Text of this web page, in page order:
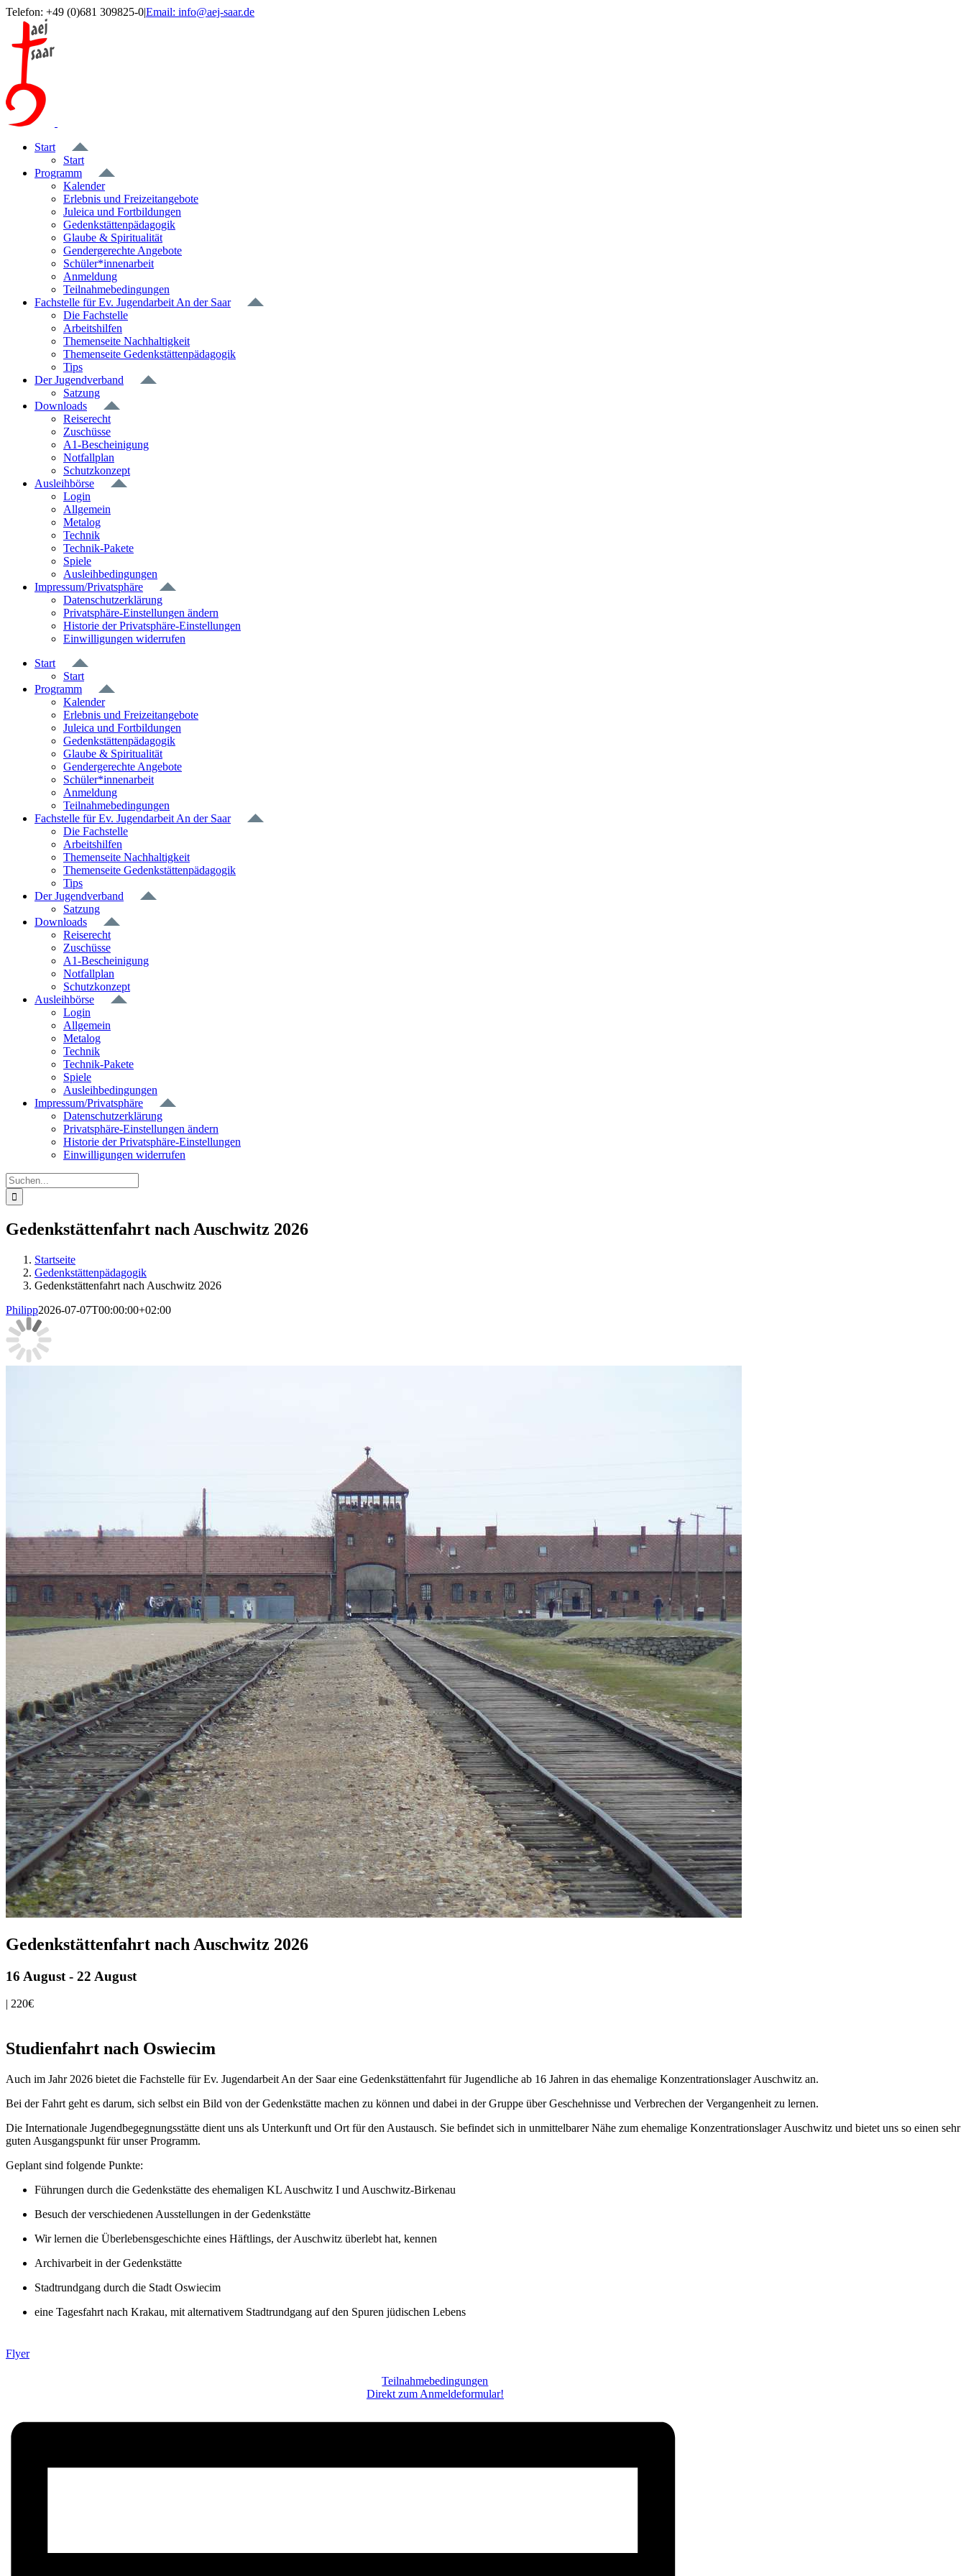
Zum
Inhalt
springen
Telefon: +49 (0)681 309825-0|Email: info@aej-saar.de
Facebook
Start
Start
Programm
Kalender
Erlebnis und Freizeitangebote
Juleica und Fortbildungen
Gedenkstättenpädagogik
Glaube & Spiritualität
Gendergerechte Angebote
Schüler*innenarbeit
Anmeldung
Teilnahmebedingungen
Fachstelle für Ev. Jugendarbeit An der Saar
Die Fachstelle
Arbeitshilfen
Themenseite Nachhaltigkeit
Themenseite Gedenkstättenpädagogik
Tips
Der Jugendverband
Satzung
Downloads
Reiserecht
Zuschüsse
A1-Bescheinigung
Notfallplan
Schutzkonzept
Ausleihbörse
Login
Allgemein
Metalog
Technik
Technik-Pakete
Spiele
Ausleihbedingungen
Impressum/Privatsphäre
Datenschutzerklärung
Privatsphäre-Einstellungen ändern
Historie der Privatsphäre-Einstellungen
Einwilligungen widerrufen
Start
Start
Programm
Kalender
Erlebnis und Freizeitangebote
Juleica und Fortbildungen
Gedenkstättenpädagogik
Glaube & Spiritualität
Gendergerechte Angebote
Schüler*innenarbeit
Anmeldung
Teilnahmebedingungen
Fachstelle für Ev. Jugendarbeit An der Saar
Die Fachstelle
Arbeitshilfen
Themenseite Nachhaltigkeit
Themenseite Gedenkstättenpädagogik
Tips
Der Jugendverband
Satzung
Downloads
Reiserecht
Zuschüsse
A1-Bescheinigung
Notfallplan
Schutzkonzept
Ausleihbörse
Login
Allgemein
Metalog
Technik
Technik-Pakete
Spiele
Ausleihbedingungen
Impressum/Privatsphäre
Datenschutzerklärung
Privatsphäre-Einstellungen ändern
Historie der Privatsphäre-Einstellungen
Einwilligungen widerrufen
Suche
nach:
Gedenkstättenfahrt nach Auschwitz 2026
Startseite
Gedenkstättenpädagogik
Gedenkstättenfahrt nach Auschwitz 2026
Philipp2026-07-07T00:00:00+02:00
Gedenkstättenfahrt nach Auschwitz 2026
16 August - 22 August
| 220€
Studienfahrt nach Oswiecim
Auch im Jahr 2026 bietet die Fachstelle für Ev. Jugendarbeit An der Saar eine Gedenkstättenfahrt für Jugendliche ab 16 Jahren in das ehemalige Konzentrationslager Auschwitz an.
Bei der Fahrt geht es darum, sich selbst ein Bild von der Gedenkstätte machen zu können und dabei in der Gruppe über Geschehnisse und Verbrechen der Vergangenheit zu lernen.
Die Internationale Jugendbegegnungsstätte dient uns als Unterkunft und Ort für den Austausch. Sie befindet sich in unmittelbarer Nähe zum ehemalige Konzentrationslager Auschwitz und bietet uns so einen sehr
guten Ausgangspunkt für unser Programm.
Geplant sind folgende Punkte:
Führungen durch die Gedenkstätte des ehemaligen KL Auschwitz I und Auschwitz-Birkenau
Besuch der verschiedenen Ausstellungen in der Gedenkstätte
Wir lernen die Überlebensgeschichte eines Häftlings, der Auschwitz überlebt hat, kennen
Archivarbeit in der Gedenkstätte
Stadtrundgang durch die Stadt Oswiecim
eine Tagesfahrt nach Krakau, mit alternativem Stadtrundgang auf den Spuren jüdischen Lebens
Flyer
Teilnahmebedingungen
Direkt zum Anmeldeformular!